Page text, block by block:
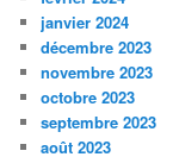
janvier 2024
décembre 2023
novembre 2023
octobre 2023
septembre 2023
août 2023